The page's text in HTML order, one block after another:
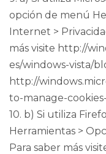
opción de menú
Internet >
más visite http://
es/windows-vista/
http://
to-manage-
10. b) Si utiliza
Herramientas >
Para saber más